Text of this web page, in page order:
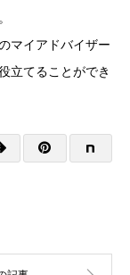
マイアドバイザー
立てることができ